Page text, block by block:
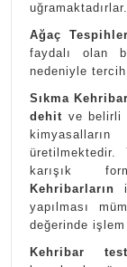
uğramaktadırlar.
Ağaç Tespihler
faydalı olan
nedeniyle
Sıkma
dehit ve belirli
karışık
Kehribarların
yapılması
değerinde
Kehribar